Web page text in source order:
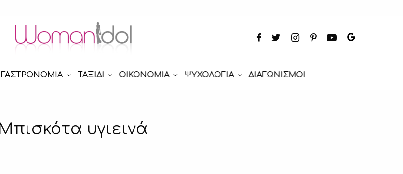
ΓΑΣΤΡΟΝΟΜΙΑ ΤΑΞΙΔΙ ΟΙΚΟΝΟΜΙΑ ΨΥΧΟΛΟΓΙΑ ΔΙΑΓΩΝΙΣΜΟΙ
Μπισκότα υγιεινά